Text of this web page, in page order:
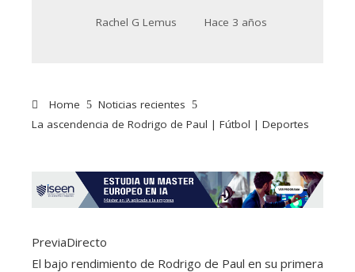
Rachel G Lemus Hace 3 años
Home
Noticias recientes
La ascendencia de Rodrigo de Paul | Fútbol | Deportes
PreviaDirecto
El bajo rendimiento de Rodrigo de Paul en su primera